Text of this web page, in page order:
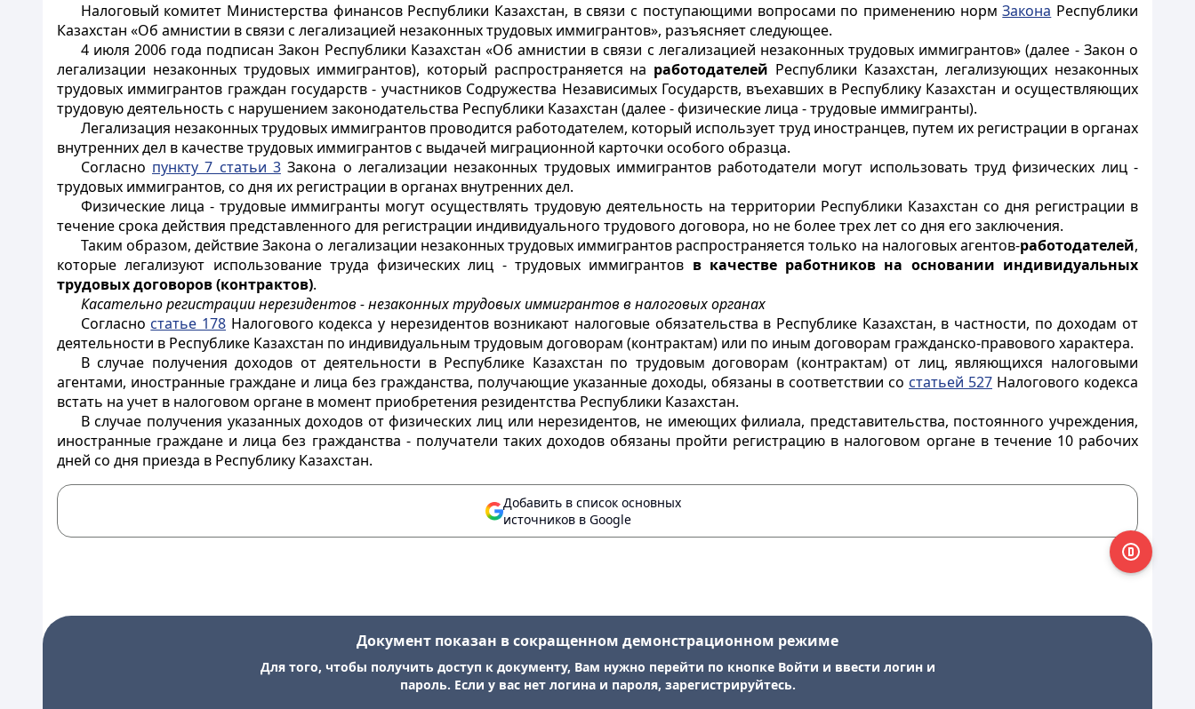
Налоговый комитет Министерства финансов Республики Казахстан, в связи с поступающими вопросами по применению нормЗакона Республики
Казахстан «Об амнистии в связи с легализацией незаконных трудовых иммигрантов», разъясняет следующее.
4 июля 2006 года подписан Закон Республики Казахстан «Об амнистии в связи с легализацией незаконных трудовых иммигрантов» (далее - Закон о
легализации незаконных трудовых иммигрантов), который распространяется на работодателей Республики Казахстан, легализующих незаконных
трудовых иммигрантов граждан государств - участников Содружества Независимых Государств, въехавших в Республику Казахстан и осуществляющих
трудовую деятельность с нарушением законодательства Республики Казахстан (далее - физические лица - трудовые иммигранты).
Легализация незаконных трудовых иммигрантов проводится работодателем, который использует труд иностранцев, путем их регистрации в органах
внутренних дел в качестве трудовых иммигрантов с выдачей миграционной карточки особого образца.
Согласно пункту 7 статьи 3Закона о легализации незаконных трудовых иммигрантов работодатели могут использовать труд физических лиц -
трудовых иммигрантов, со дня их регистрации в органах внутренних дел.
Физические лица - трудовые иммигранты могут осуществлять трудовую деятельность на территории Республики Казахстан со дня регистрации в
течение срока действия представленного для регистрации индивидуального трудового договора, но не более трех лет со дня его заключения.
Таким образом, действие Закона о легализации незаконных трудовых иммигрантов распространяется только на налоговых агентов-работодателей,
которые легализуют использование труда физических лиц - трудовых иммигрантов в качестве работников на основании индивидуальных
трудовых договоров (контрактов).
Касательно регистрации нерезидентов - незаконных трудовых иммигрантов в налоговых органах
Согласно статье 178 Налогового кодекса у нерезидентов возникают налоговые обязательства в Республике Казахстан, в частности, по доходам от
деятельности в Республике Казахстан по индивидуальным трудовым договорам (контрактам) или по иным договорам гражданско-правового характера.
В случае получения доходов от деятельности в Республике Казахстан по трудовым договорам (контрактам) от лиц, являющихся налоговыми
агентами, иностранные граждане и лица без гражданства, получающие указанные доходы, обязаны в соответствии со статьей 527 Налогового кодекса
встать на учет в налоговом органе в момент приобретения резидентства Республики Казахстан.
В случае получения указанных доходов от физических лиц или нерезидентов, не имеющих филиала, представительства, постоянного учреждения,
иностранные граждане и лица без гражданства - получатели таких доходов обязаны пройти регистрацию в налоговом органе в течение 10 рабочих
дней со дня приезда в Республику Казахстан.
Добавить в список основных
источников в Google
Документ показан в сокращенном демонстрационном режиме
Для того, чтобы получить доступ к документу, Вам нужно перейти по кнопке Войти и ввести логин и
пароль. Если у вас нет логина и пароля, зарегистрируйтесь.